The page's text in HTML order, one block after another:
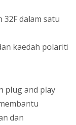
32F dalam satu
kaedah polariti
plug and play
dan